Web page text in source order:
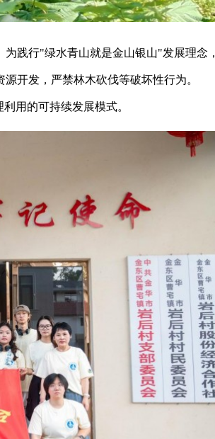
为践行"绿水青山就是金山银山"发展理念
开发，严禁林木砍伐等破坏性行为。
用的可持续发展模式。